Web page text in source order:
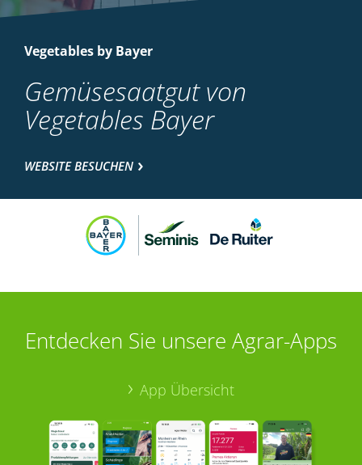
Vegetables by Bayer
Gemüsesaatgut von
Vegetables Bayer
WEBSITE BESUCHEN
Entdecken Sie unsere Agrar-Apps
App Übersicht